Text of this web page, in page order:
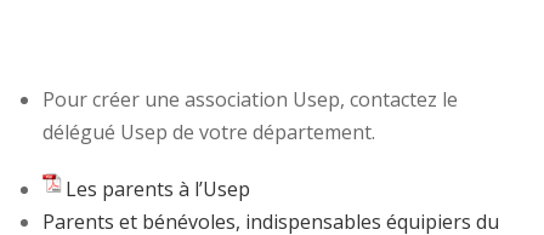
Pour créer une association Usep, contactez le
délégué Usep de votre département.
Les parents à l’Usep
Parents et bénévoles, indispensables équipiers du